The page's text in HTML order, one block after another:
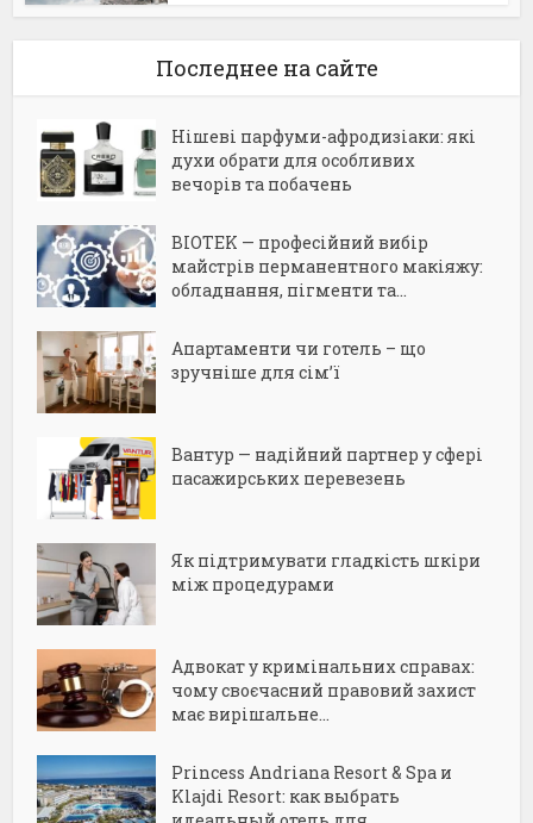
Последнее на сайте
Нішеві парфуми-афродизіаки: які
духи обрати для особливих
вечорів та побачень
BIOTEK — професійний вибір
майстрів перманентного макіяжу:
обладнання, пігменти та...
Апартаменти чи готель – що
зручніше для сім’ї
Вантур — надійний партнер у сфері
пасажирських перевезень
Як підтримувати гладкість шкіри
між процедурами
Адвокат у кримінальних справах:
чому своєчасний правовий захист
має вирішальне...
Princess Andriana Resort & Spa и
Klajdi Resort: как выбрать